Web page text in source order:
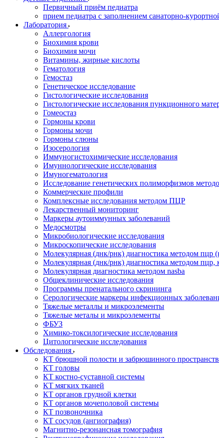
Первичный приём педиатра
прием педиатра с заполнением санаторно-
Лаборатория
Аллергология
Биохимия крови
Биохимия мочи
Витамины, жирные кислоты
Гематология
Гемостаз
Генетическое исследование
Гистологические исследования
Гистологические исследования пункционного
Гомеостаз
Гормоны крови
Гормоны мочи
Гормоны слюны
Изосерология
Иммуногистохимические исследования
Имуннологические исследования
Имуногематология
Исследование генетических полиморфизмов
Коммерческие профили
Комплексные исследования методом ПЦР
Лекарственный мониторинг
Маркеры аутоиммунных заболеваний
Медосмотры
Микробиологические исследования
Микроскопические исследования
Молекулярная (днк/рнк) диагностика методом пцр
Молекулярная (днк/рнк) диагностика методом пцр,
Молекулярная диагностика методом nasba
Общеклинические исследования
Программы пренатального скрининга
Серологические маркеры инфекционных
Тяжелые металлы и микроэлементы
Тяжелые металы и микроэлементы
ФБУЗ
Химико-токсилогические исследования
Цитологические исследования
Обследования
КТ брюшной полости и забрюшинного
КТ головы
КТ костно-суставной системы
КТ мягких тканей
КТ органов грудной клетки
КТ органов мочеполовой системы
КТ позвоночника
КТ сосудов (ангиография)
Магнитно-резонансная томография